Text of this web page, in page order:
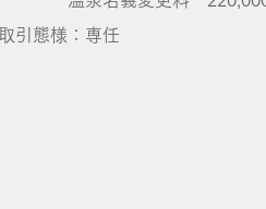
取引態様：専任